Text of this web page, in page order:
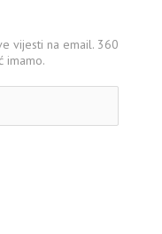
vijesti na email. 360
imamo.